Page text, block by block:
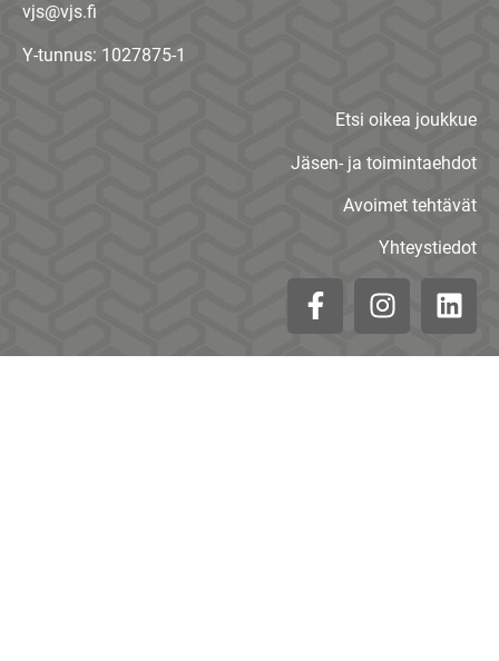
vjs@vjs.fi
Y-tunnus: 1027875-1
Etsi oikea joukkue
Jäsen- ja toimintaehdot
Avoimet tehtävät
Yhteystiedot